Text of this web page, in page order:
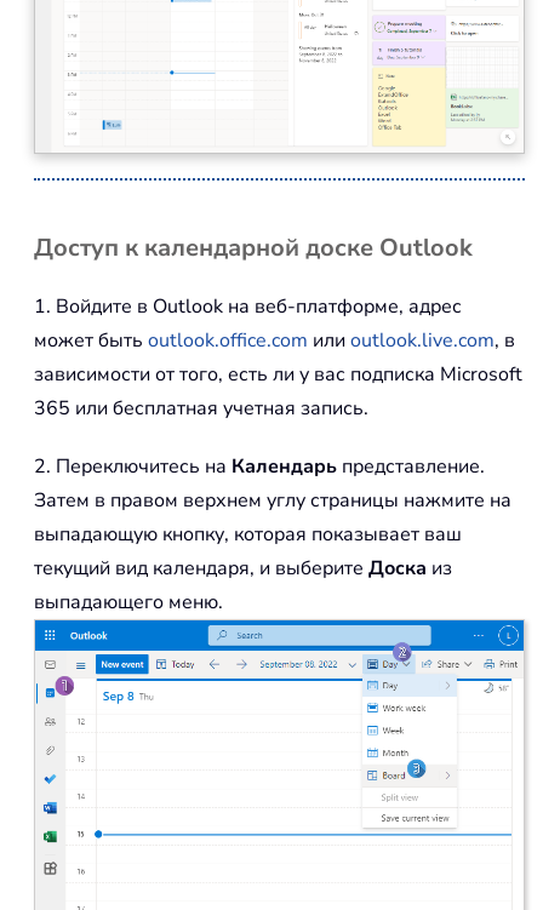
Доступ к календарной доске Outlook
1. Войдите в Outlook на веб-платформе, адрес
может быть outlook.office.com или outlook.live.com, в
зависимости от того, есть ли у вас подписка Microsoft
365 или бесплатная учетная запись.
2. Переключитесь на Календарь представление.
Затем в правом верхнем углу страницы нажмите на
выпадающую кнопку, которая показывает ваш
текущий вид календаря, и выберите Доска из
выпадающего меню.